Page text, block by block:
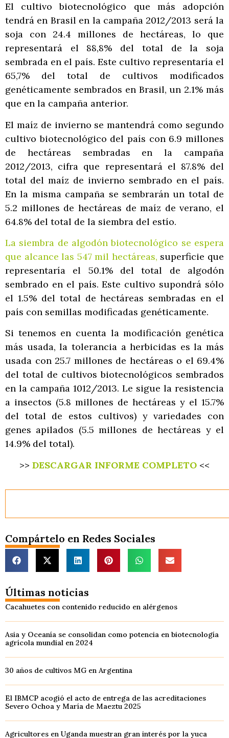
El cultivo biotecnológico que más adopción
tendrá en Brasil en la campaña 2012/2013 será la
soja con 24.4 millones de hectáreas, lo que
representará el 88,8% del total de la soja
sembrada en el país. Este cultivo representaría el
65,7% del total de cultivos modificados
genéticamente sembrados en Brasil, un 2.1% más
que en la campaña anterior.
El maíz de invierno se mantendrá como segundo
cultivo biotecnológico del país con 6.9 millones
de hectáreas sembradas en la campaña
2012/2013, cifra que representará el 87.8% del
total del maíz de invierno sembrado en el país.
En la misma campaña se sembrarán un total de
5.2 millones de hectáreas de maíz de verano, el
64.8% del total de la siembra del estío.
La siembra de algodón biotecnológico se espera
que alcance las 547 mil hectáreas, superficie que
representaría el 50.1% del total de algodón
sembrado en el país. Este cultivo supondrá sólo
el 1.5% del total de hectáreas sembradas en el
país con semillas modificadas genéticamente.
Si tenemos en cuenta la modificación genética
más usada, la tolerancia a herbicidas es la más
usada con 25.7 millones de hectáreas o el 69.4%
del total de cultivos biotecnológicos sembrados
en la campaña 1012/2013. Le sigue la resistencia
a insectos (5.8 millones de hectáreas y el 15.7%
del total de estos cultivos) y variedades con
genes apilados (5.5 millones de hectáreas y el
14.9% del total).
>> DESCARGAR INFORME COMPLETO <<
Compártelo en Redes Sociales
Últimas noticias
Cacahuetes con contenido reducido en alérgenos
Asia y Oceanía se consolidan como potencia en biotecnología
agrícola mundial en 2024
30 años de cultivos MG en Argentina
El IBMCP acogió el acto de entrega de las acreditaciones
Severo Ochoa y María de Maeztu 2025
Agricultores en Uganda muestran gran interés por la yuca